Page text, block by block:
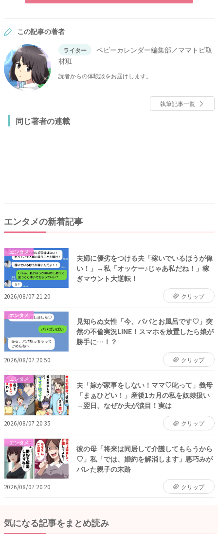
この記事の著者
ライター
ベビーカレンダー編集部／ママトピ取
材班
読者からの体験談をお届けします。
執筆記事一覧
同じ著者の連載
エンタメの新着記事
エンタメ
夫婦に優劣をつける夫「稼いでいるほうが偉
い！」→私「オッケー♪じゃあ私だね！」稼
ぎマウント大逆転！
2026/08/07 21:20 クリップ
エンタメ
見知らぬ女性「今、パパとお風呂です♡」突
然の不倫実況LINE！スマホを放置したら娘が
勝手に…！？
2026/08/07 20:50 クリップ
エンタメ
夫「嫁が家事をしない！ママ♡叱って」義母
「まぁひどい！」産後1カ月の私を奴隷扱い
→翌日、なぜか夫が涙目！実は
2026/08/07 20:35 クリップ
エンタメ
彼の母「将来は同居して介護してもらうから
♡」私「では、婚約を解消します」悪巧みが
バレた親子の末路
2026/08/07 20:20 クリップ
気になる記事をまとめ読み